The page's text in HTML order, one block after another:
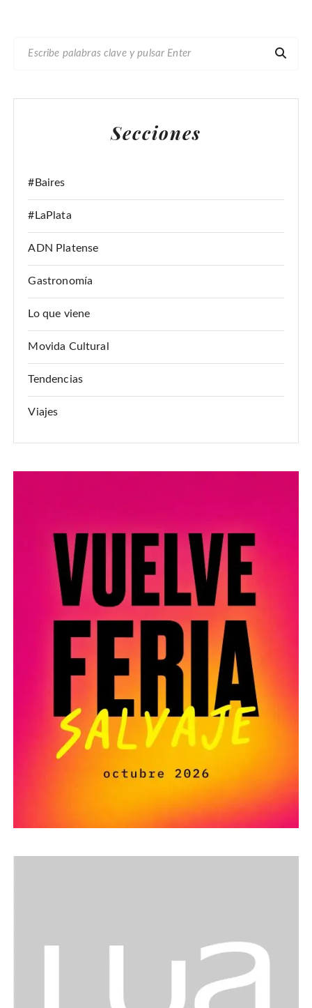
C
Secciones
#Baires
#LaPlata
ADN Platense
Gastronomía
Lo que viene
Movida Cultural
Tendencias
Viajes